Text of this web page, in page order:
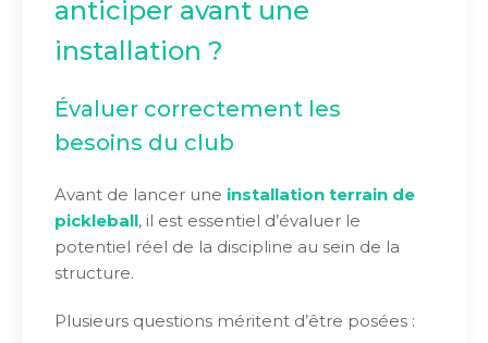
anticiper avant une
installation ?
Évaluer correctement les
besoins du club
Avant de lancer une installation terrain de
pickleball, il est essentiel d’évaluer le
potentiel réel de la discipline au sein de la
structure.
Plusieurs questions méritent d’être posées :